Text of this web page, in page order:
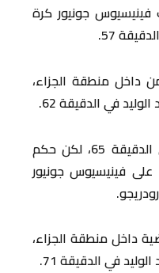
جونيور كرة
57.
داخل منطقة الجزاء،
في الدقيقة 62.
بعدها سجل رودريجو هدفا في الدقيقة 65، لكن حكم
على فينيسيوس جونيور
داخل منطقة الجزاء،
في الدقيقة 71.